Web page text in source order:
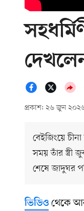
দেখলেন
প্রকাশ: ২৬ জুন
বেইজিংয়ে
সময় তাঁর স্ত্রী
শেষে জাদুঘর
ভিডিও থেকে